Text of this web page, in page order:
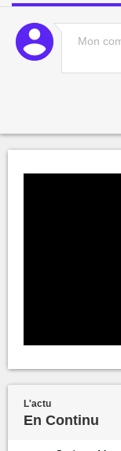
L'actu
En Continu